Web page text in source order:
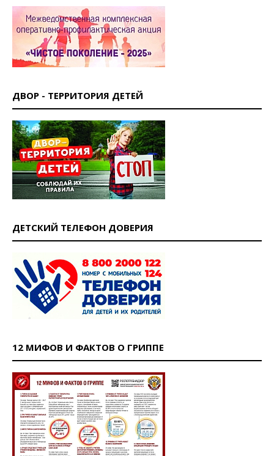
ДВОР - ТЕРРИТОРИЯ ДЕТЕЙ
ДЕТСКИЙ ТЕЛЕФОН ДОВЕРИЯ
12 МИФОВ И ФАКТОВ О ГРИППЕ